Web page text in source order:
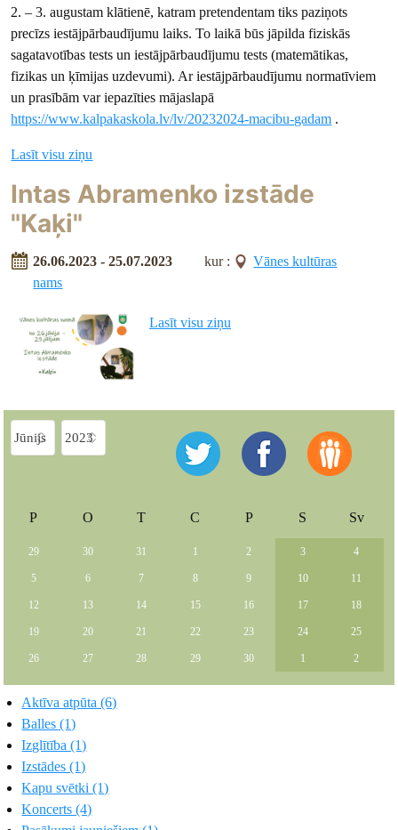
2. – 3. augustam klātienē, katram pretendentam tiks paziņots
precīzs iestājpārbaudījumu laiks. To laikā būs jāpilda fiziskās
sagatavotības tests un iestājpārbaudījumu tests (matemātikas,
fizikas un ķīmijas uzdevumi). Ar iestājpārbaudījumu normatīviem
un prasībām var iepazīties mājaslapā
https://www.kalpakaskola.lv/lv/20232024-macibu-gadam .
Lasīt visu ziņu
Intas Abramenko izstāde
"Kaķi"
26.06.2023 - 25.07.2023 kur :
Vānes kultūras
nams
Lasīt visu ziņu
P O T C P S Sv
29 30 31 1 2 3 4
5 6 7 8 9 10 11
12 13 14 15 16 17 18
19 20 21 22 23 24 25
26 27 28 29 30 1 2
Aktīva atpūta (6)
Balles (1)
Izglītība (1)
Izstādes (1)
Kapu svētki (1)
Koncerts (4)